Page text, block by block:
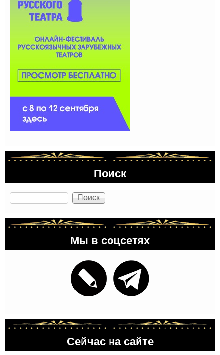
Поиск
Поиск
Мы в соцсетях
Сейчас на сайте